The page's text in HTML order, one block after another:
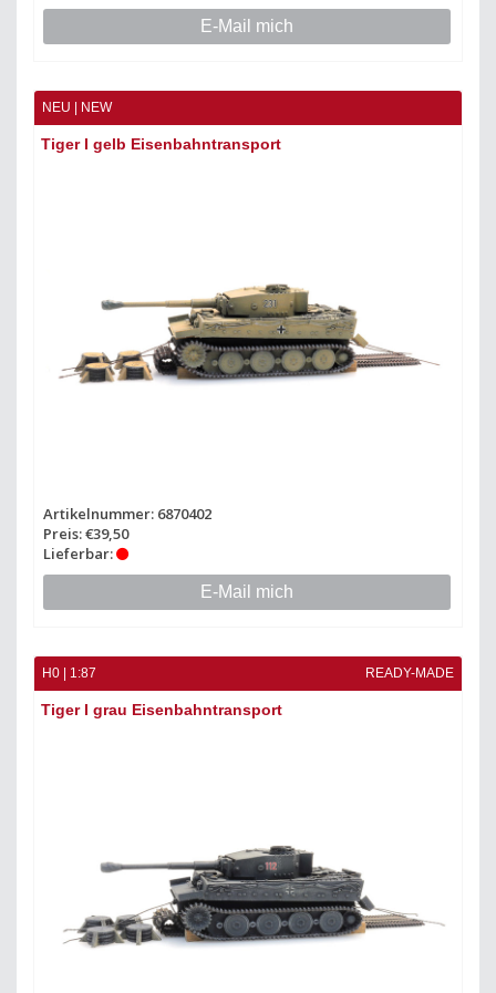
E-Mail mich
NEU | NEW
Tiger I gelb Eisenbahntransport
Artikelnummer: 6870402
Preis: €39,50
Lieferbar:
E-Mail mich
H0 | 1:87 READY-MADE
Tiger I grau Eisenbahntransport